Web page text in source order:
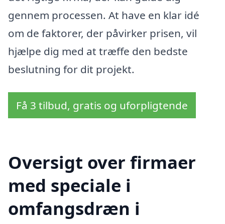
gennem processen. At have en klar idé
om de faktorer, der påvirker prisen, vil
hjælpe dig med at træffe den bedste
beslutning for dit projekt.
Få 3 tilbud, gratis og uforpligtende
Oversigt over firmaer
med speciale i
omfangsdræn i